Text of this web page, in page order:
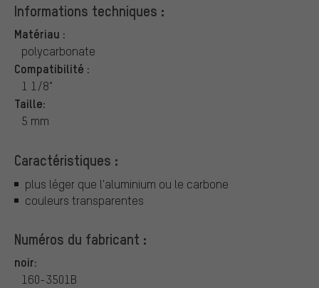
Informations techniques :
Matériau :
polycarbonate
Compatibilité :
1 1/8"
Taille:
5 mm
Caractéristiques :
plus léger que l'aluminium ou le carbone
couleurs transparentes
Numéros du fabricant :
noir:
160-3501B